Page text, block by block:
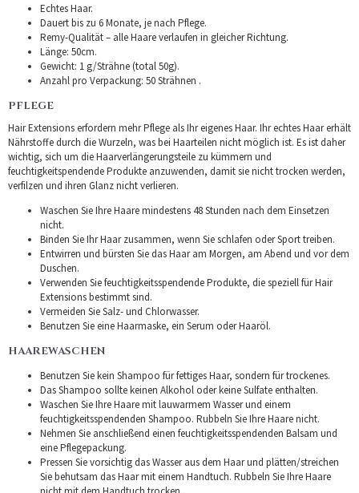
Echtes Haar.
Dauert bis zu 6 Monate, je nach Pflege.
Remy-Qualität – alle Haare verlaufen in gleicher Richtung.
Länge: 50cm.
Gewicht: 1 g/Strähne (total 50g).
Anzahl pro Verpackung: 50 Strähnen .
PFLEGE
Hair Extensions erfordern mehr Pflege als Ihr eigenes Haar. Ihr echtes Haar erhält
Nährstoffe durch die Wurzeln, was bei Haarteilen nicht möglich ist. Es ist daher
wichtig, sich um die Haarverlängerungsteile zu kümmern und
feuchtigkeitspendende Produkte anzuwenden, damit sie nicht trocken werden,
verfilzen und ihren Glanz nicht verlieren.
Waschen Sie Ihre Haare mindestens 48 Stunden nach dem Einsetzen
nicht.
Binden Sie Ihr Haar zusammen, wenn Sie schlafen oder Sport treiben.
Entwirren und bürsten Sie das Haar am Morgen, am Abend und vor dem
Duschen.
Verwenden Sie feuchtigkeitsspendende Produkte, die speziell für Hair
Extensions bestimmt sind.
Vermeiden Sie Salz- und Chlorwasser.
Benutzen Sie eine Haarmaske, ein Serum oder Haaröl.
HAAREWASCHEN
Benutzen Sie kein Shampoo für fettiges Haar, sondern für trockenes.
Das Shampoo sollte keinen Alkohol oder keine Sulfate enthalten.
Waschen Sie Ihre Haare mit lauwarmem Wasser und einem
feuchtigkeitsspendenden Shampoo. Rubbeln Sie Ihre Haare nicht.
Nehmen Sie anschließend einen feuchtigkeitsspendenden Balsam und
eine Pflegepackung.
Pressen Sie vorsichtig das Wasser aus dem Haar und plätten/streichen
Sie behutsam das Haar mit einem Handtuch. Rubbeln Sie Ihre Haare